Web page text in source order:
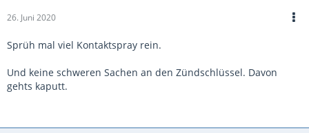
26. Juni 2020
Sprüh mal viel Kontaktspray rein.
Und keine schweren Sachen an den Zündschlüssel. Davon
gehts kaputt.